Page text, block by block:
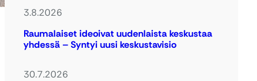
3.8.2026
Raumalaiset ideoivat uudenlaista keskustaa
yhdessä – Syntyi uusi keskustavisio
30.7.2026